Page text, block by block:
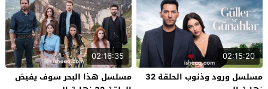
02:15:20
مسلسل ورود وذنوب الحلقة 32
02:16:35
مسلسل هذا البحر سوف يفيض